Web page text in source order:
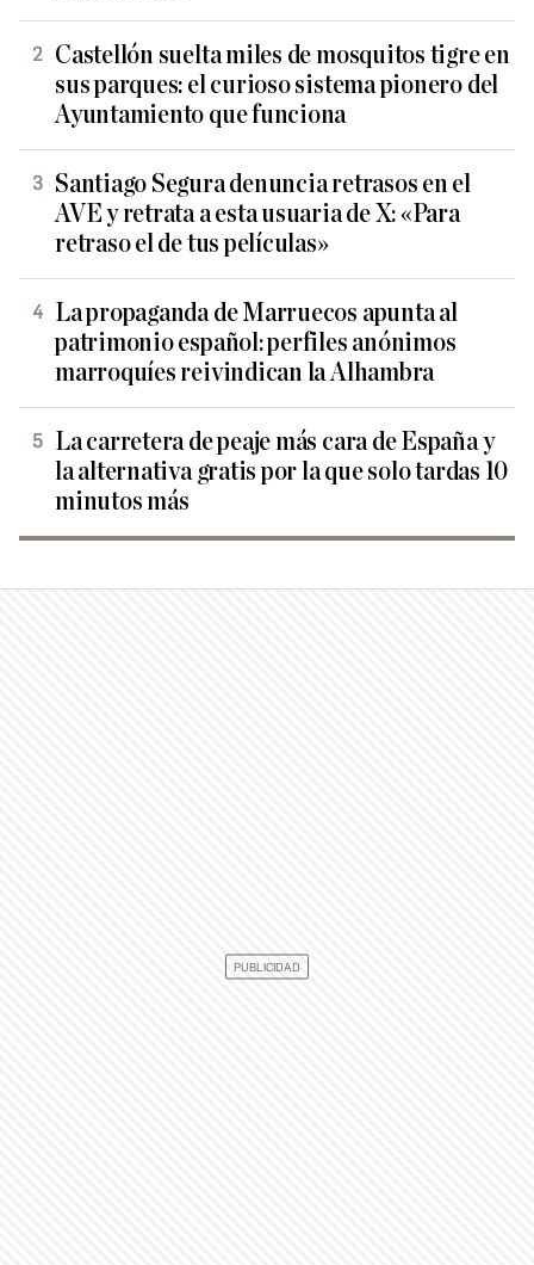
Castellón suelta miles de mosquitos tigre en
sus parques: el curioso sistema pionero del
Ayuntamiento que funciona
Santiago Segura denuncia retrasos en el
AVE y retrata a esta usuaria de X: «Para
retraso el de tus películas»
La propaganda de Marruecos apunta al
patrimonio español: perfiles anónimos
marroquíes reivindican la Alhambra
La carretera de peaje más cara de España y
la alternativa gratis por la que solo tardas 10
minutos más